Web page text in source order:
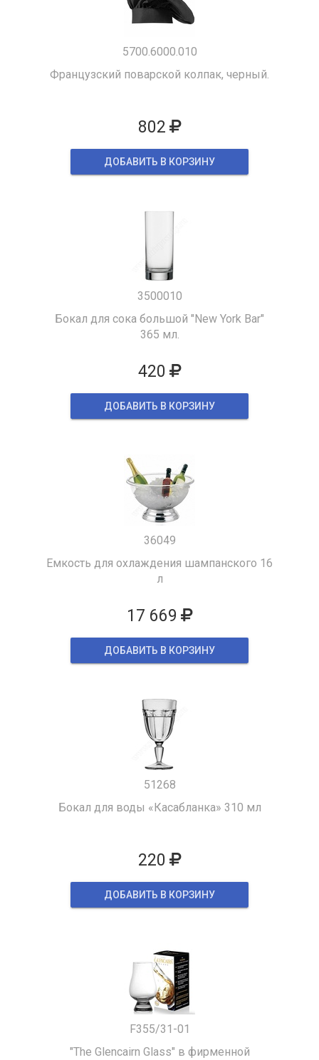
5700.6000.010
Французский поварской колпак, черный.
802
ДОБАВИТЬ В КОРЗИНУ
3500010
Бокал для сока большой "New York Bar"
365 мл.
420
ДОБАВИТЬ В КОРЗИНУ
36049
Емкость для охлаждения шампанского 16
л
17 669
ДОБАВИТЬ В КОРЗИНУ
51268
Бокал для воды «Касабланка» 310 мл
220
ДОБАВИТЬ В КОРЗИНУ
F355/31-01
"The Glencairn Glass" в фирменной